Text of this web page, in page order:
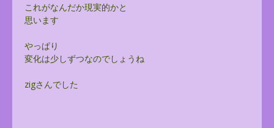
これがなんだか現実的かと
思います
やっぱり
変化は少しずつなのでしょうね
zigさんでした